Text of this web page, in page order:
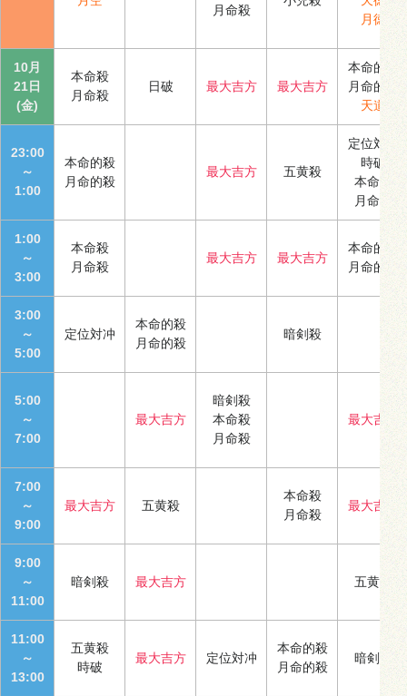
月命殺
月徳
10月
21日
(金)
本命殺
月命殺
日破 最大吉方 最大吉方
本命的殺
月命的殺
天道
23:00
～
1:00
本命的殺
月命的殺
最大吉方 五黄殺
定位対冲
時破
本命殺
月命殺
1:00
～
3:00
本命殺
月命殺
最大吉方 最大吉方
本命的殺
月命的殺
3:00
～
5:00
定位対冲
本命的殺
月命的殺
暗剣殺
5:00
～
7:00
最大吉方
暗剣殺
本命殺
月命殺
最大吉方
7:00
～
9:00
最大吉方 五黄殺
本命殺
月命殺
最大吉方
9:00
～
11:00
暗剣殺 最大吉方 五黄殺
11:00
～
13:00
五黄殺
時破
最大吉方 定位対冲
本命的殺
月命的殺
暗剣殺